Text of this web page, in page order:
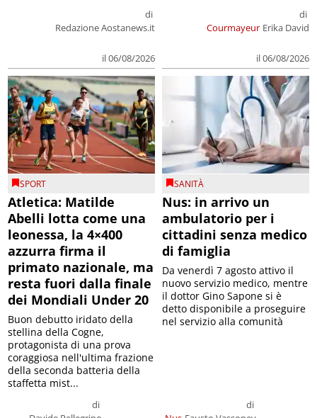
di
Redazione Aostanews.it
il 06/08/2026
Courmayeur
di
Erika David
il 06/08/2026
SPORT
Atletica: Matilde
Abelli lotta come una
leonessa, la 4×400
azzurra firma il
primato nazionale, ma
resta fuori dalla finale
dei Mondiali Under 20
di
Buon debutto iridato della
stellina della Cogne,
protagonista di una prova
coraggiosa nell'ultima frazione
della seconda batteria della
staffetta mist...
SANITÀ
Nus: in arrivo un
ambulatorio per i
cittadini senza medico
di famiglia
di
Da venerdì 7 agosto attivo il
nuovo servizio medico, mentre
il dottor Gino Sapone si è
detto disponibile a proseguire
nel servizio alla comunità